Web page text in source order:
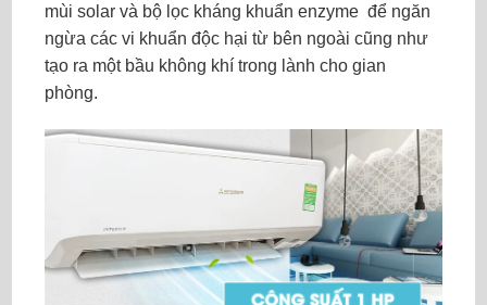
mùi solar và bộ lọc kháng khuẩn enzyme để ngăn
ngừa các vi khuẩn độc hại từ bên ngoài cũng như
tạo ra một bầu không khí trong lành cho gian
phòng.